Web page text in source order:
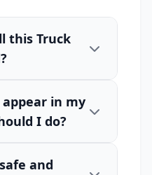
this Truck
in my
I do?
and